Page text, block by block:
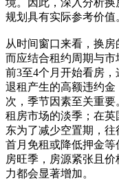
规划具有实际参考价值
从时间窗口来看，换房
而应结合租约周期与
前3至4个月开始看房
退租产生的高额违约
次，季节因素至关重
租房市场的淡季；在
东为了减少空置期，
首月免租或降低押金
房旺季，房源紧张且
力都会显著增加。